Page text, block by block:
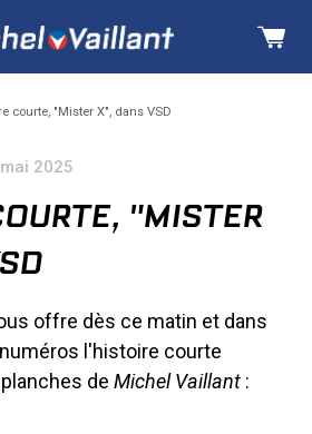
courte, "Mister X", dans VSD
2025
"MISTER
offre dès ce matin et dans
l'histoire courte
de Michel Vaillant: